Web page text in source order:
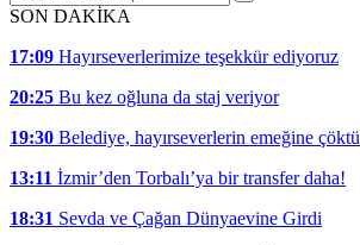
SON DAKİKA
17:09 Hayırseverlerimize teşekkür ediyoruz
20:25 Bu kez oğluna da staj veriyor
19:30 Belediye, hayırseverlerin emeğine çöktü
13:11 İzmir’den Torbalı’ya bir transfer daha!
18:31 Sevda ve Çağan Dünyaevine Girdi